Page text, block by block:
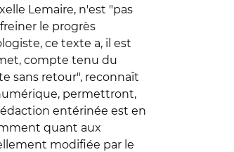
Lemaire, n'est "pas
le progrès
ce texte a, il est
compte tenu du
sans retour", reconnaît
permettront,
entérinée est en
quant aux
modifiée par le